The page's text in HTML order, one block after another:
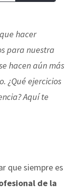
hacer
para nuestra
hacen aún más
¿Qué ejercicios
Aquí te
que siempre es
de la